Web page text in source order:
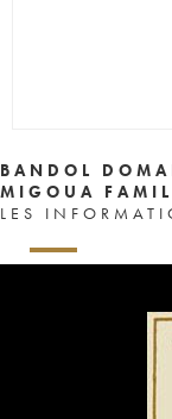
BANDOL
MIGOUA
LES